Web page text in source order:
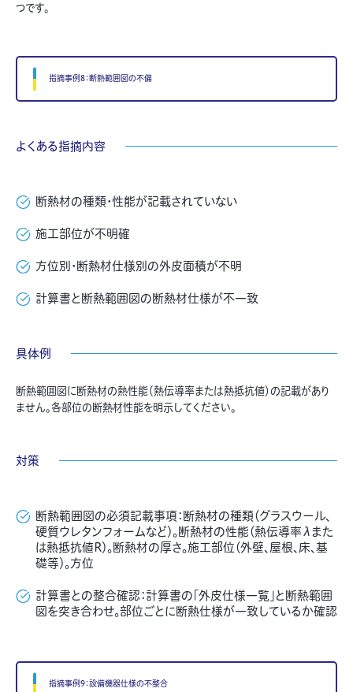
つです。
指摘事例8：断熱範囲図の不備
よくある指摘内容
断熱材の種類・性能が記載されていない
施工部位が不明確
方位別・断熱材仕様別の外皮面積が不明
計算書と断熱範囲図の断熱材仕様が不一致
具体例
断熱範囲図に断熱材の熱性能（熱伝導率または熱抵抗値）の記載があり
ません。各部位の断熱材性能を明示してください。
対策
断熱範囲図の必須記載事項：断熱材の種類（グラスウール、
硬質ウレタンフォームなど）。断熱材の性能（熱伝導率λまた
は熱抵抗値R）。断熱材の厚さ。施工部位（外壁、屋根、床、基
礎等）。方位
計算書との整合確認：計算書の「外皮仕様一覧」と断熱範囲
図を突き合わせ。部位ごとに断熱仕様が一致しているか確認
指摘事例9：設備機器仕様の不整合